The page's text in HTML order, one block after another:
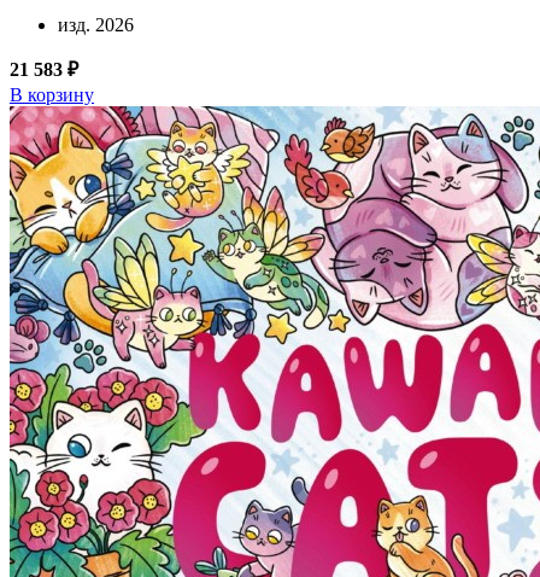
изд. 2026
21 583 ₽
В корзину